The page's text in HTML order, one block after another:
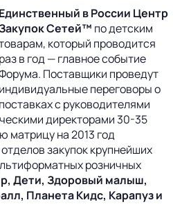
Единственный в России Центр
Сетей™ по детским
который проводится
раз в год — главное событие
Поставщики проведут
индивидуальные переговоры о
поставках с руководителями
директорами 30-35
матрицу на 2013 год
закупок крупнейших
розничных
Дети, Здоровый малыш,
Планета Кидс, Карапуз и